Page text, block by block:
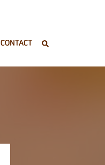
CONTACT